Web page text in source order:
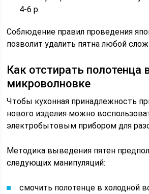
4-6 р.
Соблюдение правил проведения
позволит удалить пятна любой
Как отстирать полотенца
микроволновке
Чтобы кухонная принадлежность
нового изделия можно
электробытовым прибором для
Методика выведения пятен
следующих манипуляций:
смочить полотенце в холодной